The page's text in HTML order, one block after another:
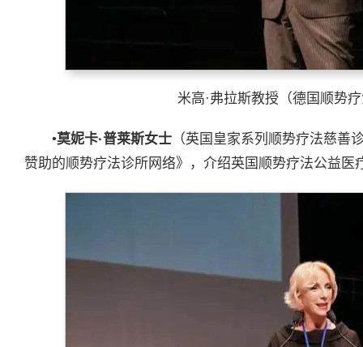
米高·弗拉斯教授（德国顺势
•莫妮卡·普莱斯女士 （英国皇家系列顺势疗法慈善
赞助的顺势疗法诊所网络》，介绍英国顺势疗法公益